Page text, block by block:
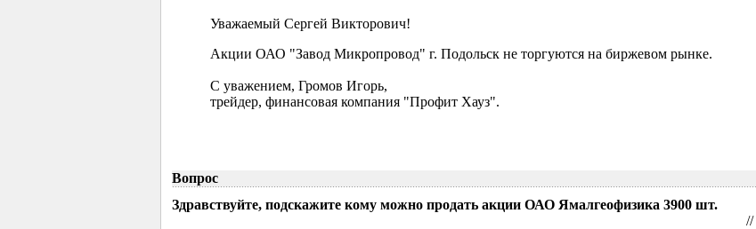
Уважаемый Сергей Викторович!
Акции ОАО "Завод Микропровод" г. Подольск не торгуются на биржевом рынке.
С уважением, Громов Игорь,
трейдер, финансовая компания "Профит Хауз".
Вопрос
Здравствуйте, подскажите кому можно продать акции ОАО Ямалгеофизика 3900 шт.
//